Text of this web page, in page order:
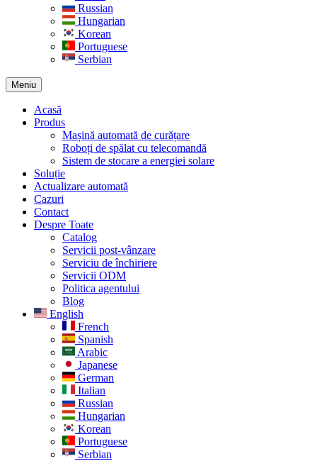
Russian
Hungarian
Korean
Portuguese
Serbian
Meniu
Acasă
Produs
Mașină automată de curățare
Roboți de spălat cu telecomandă
Sistem de stocare a energiei solare
Soluție
Actualizare automată
Cazuri
Contact
Despre Toate
Catalog
Servicii post-vânzare
Serviciu de închiriere
Servicii ODM
Politica agentului
Blog
English
French
Spanish
Arabic
Japanese
German
Italian
Russian
Hungarian
Korean
Portuguese
Serbian